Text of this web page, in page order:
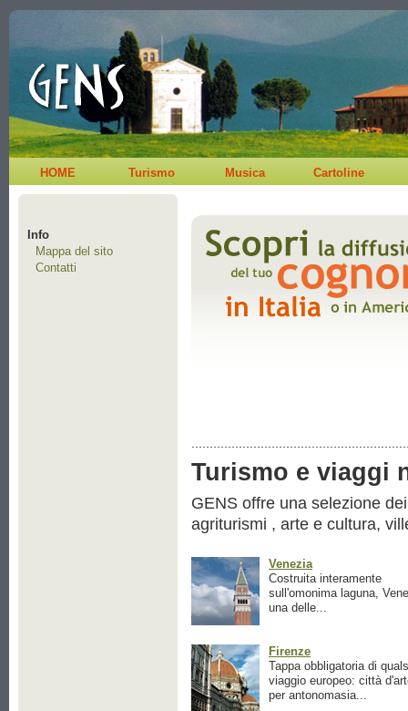
HOME Turismo Musica Cartoline
Info
Mappa del sito
Contatti
Turismo e viaggi
GENS offre una selezione
agriturismi , arte e cultura,
Venezia
Costruita interamente
sull'omonima laguna,
una delle...
Firenze
Tappa obbligatoria di
viaggio europeo: città
per antonomasia...